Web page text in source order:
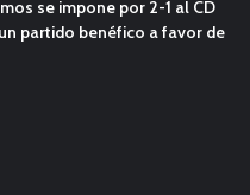
se impone por 2-1 al CD
partido benéfico a favor de